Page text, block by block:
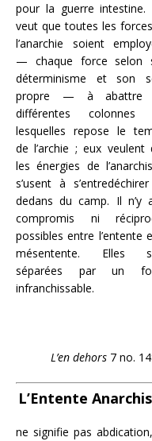
pour la guerre intestine.
veut que toutes les
l’anarchie soient
— chaque force selon
déterminisme et son
propre — à abattre
différentes colonnes
lesquelles repose le
de l’archie ; eux veulent
les énergies de
s’usent à
dedans du camp. Il n’y
compromis ni
possibles entre l’entente
mésentente. Elles
séparées par un
infranchissable.
L’en dehors 7 no.
L’Entente
ne signifie pas